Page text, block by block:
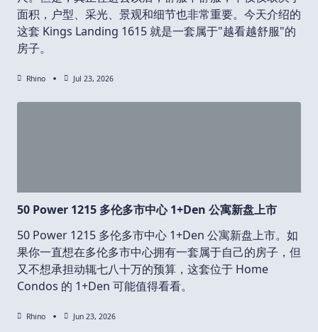
面积，户型、采光、景观和细节也非常重要。今天介绍的
这套 Kings Landing 1615 就是一套属于"越看越舒服"的
房子。
Rhino Jul 23, 2026
50 Power 1215 多伦多市中心 1+Den 公寓新盘上市
50 Power 1215 多伦多市中心 1+Den 公寓新盘上市。如
果你一直想在多伦多市中心拥有一套属于自己的房子，但
又不想承担动辄七八十万的预算，这套位于 Home
Condos 的 1+Den 可能值得看看。
Rhino Jun 23, 2026